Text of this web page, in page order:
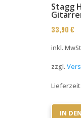
Stagg
33,90€
inkl.
zzgl.
IN